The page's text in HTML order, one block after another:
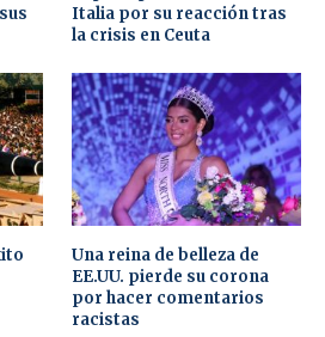
Italia por su reacción tras
la crisis en Ceuta
Una reina de belleza de
EE.UU. pierde su corona
por hacer comentarios
racistas